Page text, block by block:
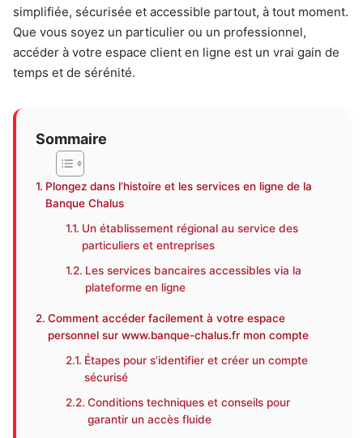
simplifiée, sécurisée et accessible partout, à tout moment.
Que vous soyez un particulier ou un professionnel,
accéder à votre espace client en ligne est un vrai gain de
temps et de sérénité.
Sommaire
Plongez dans l’histoire et les services en ligne de la
Banque Chalus
Un établissement régional au service des
particuliers et entreprises
Les services bancaires accessibles via la
plateforme en ligne
Comment accéder facilement à votre espace
personnel sur www.banque-chalus.fr mon compte
Étapes pour s’identifier et créer un compte
sécurisé
Conditions techniques et conseils pour
garantir un accès fluide